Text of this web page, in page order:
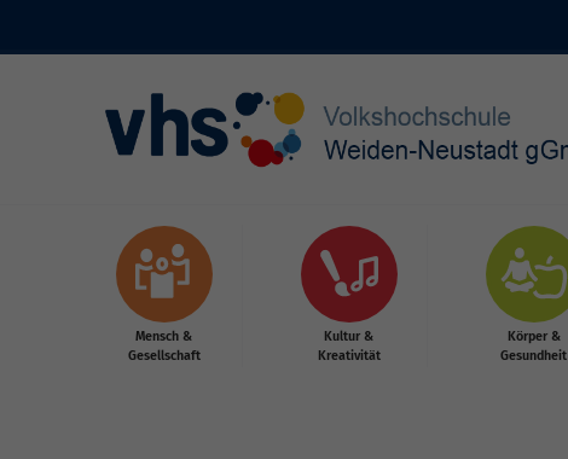
Mensch &
Gesellschaft
Kultur &
Kreativität
Körper &
Gesundheit